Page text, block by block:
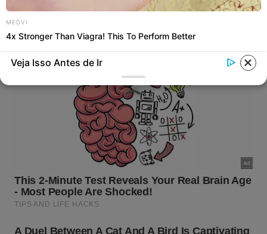
Elementos Essenciais
Para estruturar o closet aberto perfeito com
Cabideiro suspenso de madeira clara;
Cabides padronizados de alta
resistência;
Ganchos de parede minimalistas para
acessórios.
Como montar um cabideiro de
MEDVI
4x Stronger Than Viagra! This To Perform Better
Veja Isso Antes de Ir